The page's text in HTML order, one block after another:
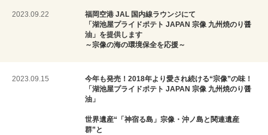
2023.09.22
福岡空港 JAL 国内線ラウンジにて
「湖池屋プライドポテト JAPAN 宗像 九州焼のり醤
油」を提供します
～宗像の海の環境保全を応援～
2023.09.15
今年も発売！2018年より愛され続ける“宗像”の味！
「湖池屋プライドポテト JAPAN 宗像 九州焼のり醤
油」
世界遺産“「神宿る島」宗像・沖ノ島と関連遺産
群”と